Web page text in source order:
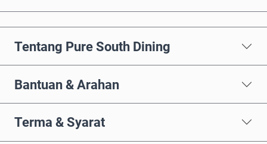
Tentang Pure South Dining
Bantuan & Arahan
Terma & Syarat